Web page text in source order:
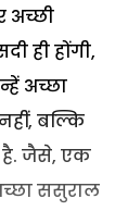
अच्छी
ही होंगी,
अच्छा
बल्कि
है. जैसे, एक
ससुराल